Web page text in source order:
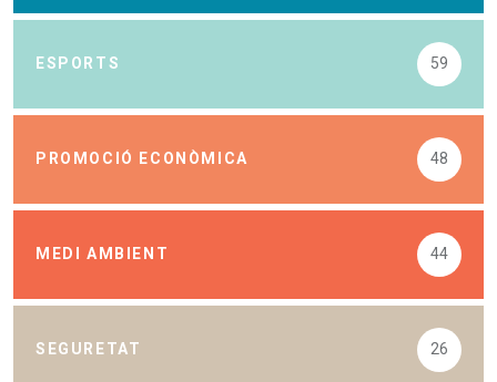
ESPORTS 59
PROMOCIÓ ECONÒMICA 48
MEDI AMBIENT 44
SEGURETAT 26